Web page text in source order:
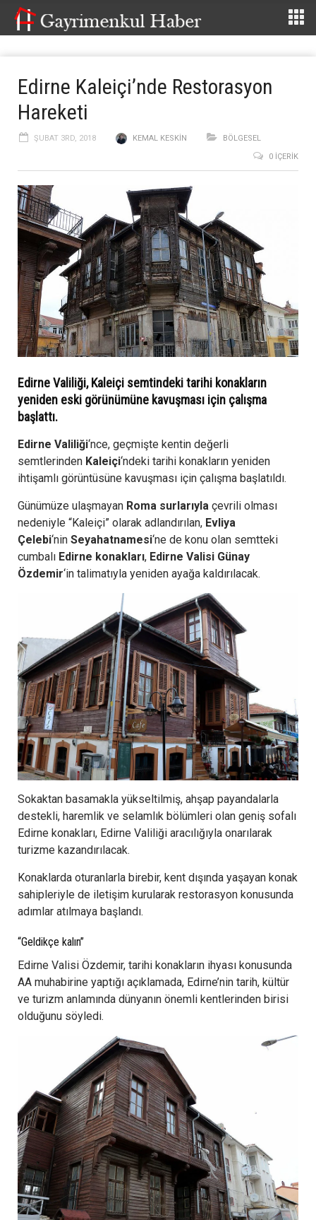
Edirne Kaleiçi’nde Restorasyon
Hareketi
ŞUBAT 3RD, 2018 KEMAL KESKIN
BÖLGESEL
0 İÇERIK
Edirne Valiliği, Kaleiçi semtindeki tarihi konakların
yeniden eski görünümüne kavuşması için çalışma
başlattı.
Edirne Valiliği‘nce, geçmişte kentin değerli
semtlerinden Kaleiçi‘ndeki tarihi konakların yeniden
ihtişamlı görüntüsüne kavuşması için çalışma başlatıldı.
Günümüze ulaşmayan Roma surlarıyla çevrili olması
nedeniyle “Kaleiçi” olarak adlandırılan, Evliya
Çelebi‘nin Seyahatnamesi‘ne de konu olan semtteki
cumbalı Edirne konakları, Edirne Valisi Günay
Özdemir‘in talimatıyla yeniden ayağa kaldırılacak.
Sokaktan basamakla yükseltilmiş, ahşap payandalarla
destekli, haremlik ve selamlık bölümleri olan geniş sofalı
Edirne konakları, Edirne Valiliği aracılığıyla onarılarak
turizme kazandırılacak.
Konaklarda oturanlarla birebir, kent dışında yaşayan konak
sahipleriyle de iletişim kurularak restorasyon konusunda
adımlar atılmaya başlandı.
“Geldikçe kalın”
Edirne Valisi Özdemir, tarihi konakların ihyası konusunda
AA muhabirine yaptığı açıklamada, Edirne’nin tarih, kültür
ve turizm anlamında dünyanın önemli kentlerinden birisi
olduğunu söyledi.